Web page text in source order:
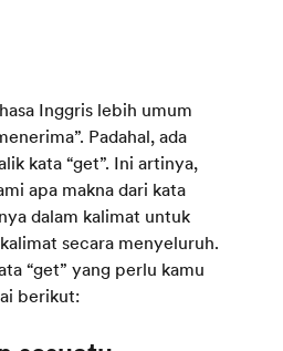
Inggris lebih umum
Padahal, ada
kata “get”. Ini artinya,
apa makna dari kata
dalam kalimat untuk
secara menyeluruh.
“get” yang perlu kamu
berikut: